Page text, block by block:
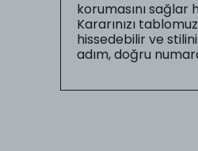
korumasını sağlar
Kararınızı
hissedebilir ve
adım, doğru